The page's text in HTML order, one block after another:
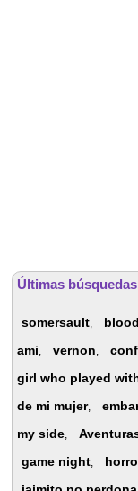
Últimas
somersault,
ami, vernon,
girl who played
de mi mujer,
my side,
game night,